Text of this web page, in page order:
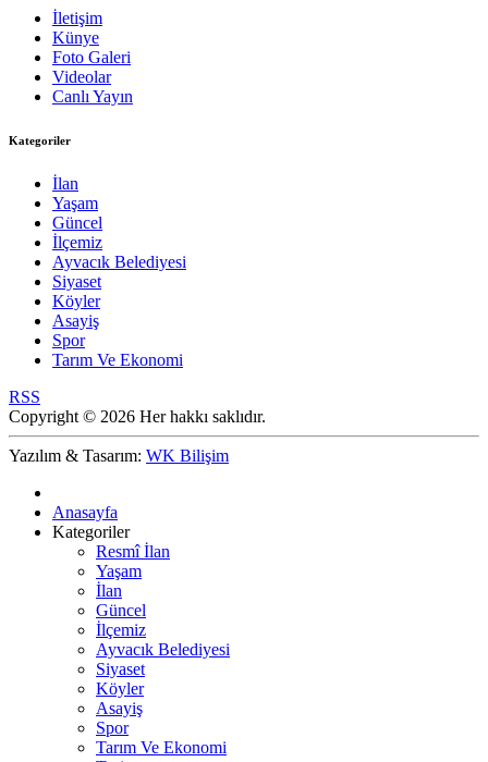
İletişim
Künye
Foto Galeri
Videolar
Canlı Yayın
Kategoriler
İlan
Yaşam
Güncel
İlçemiz
Ayvacık Belediyesi
Siyaset
Köyler
Asayiş
Spor
Tarım Ve Ekonomi
RSS
Copyright © 2026 Her hakkı saklıdır.
Yazılım & Tasarım: WK Bilişim
Anasayfa
Kategoriler
Resmî İlan
Yaşam
İlan
Güncel
İlçemiz
Ayvacık Belediyesi
Siyaset
Köyler
Asayiş
Spor
Tarım Ve Ekonomi